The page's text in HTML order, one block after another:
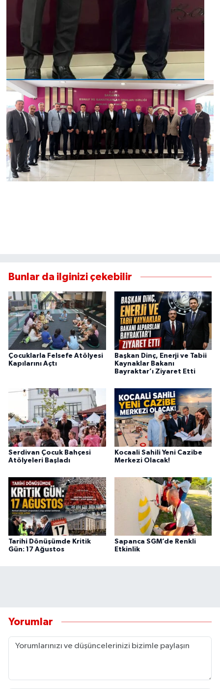
Bunlar da ilginizi çekebilir
Çocuklarla Felsefe Atölyesi
Kapılarını Açtı
Başkan Dinç, Enerji ve Tabii
Kaynaklar Bakanı
Bayraktar’ı Ziyaret Etti
Serdivan Çocuk Bahçesi
Atölyeleri Başladı
Kocaali Sahili Yeni Cazibe
Merkezi Olacak!
Tarihi Dönüşümde Kritik
Gün: 17 Ağustos
Sapanca SGM’de Renkli
Etkinlik
Yorumlar